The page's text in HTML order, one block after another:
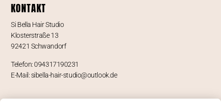
KONTAKT
Si Bella Hair Studio
Klosterstraße 13
92421 Schwandorf
Telefon: 094317190231
E-Mail: sibella-hair-studio@outlook.de